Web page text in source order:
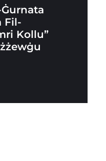
Fil-
Kollu”